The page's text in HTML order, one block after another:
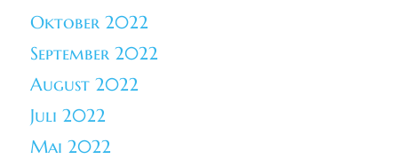
Oktober 2022
September 2022
August 2022
Juli 2022
Mai 2022